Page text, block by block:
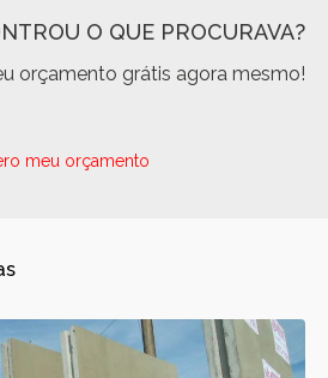
O QUE PROCURAVA?
orçamento grátis agora mesmo!
meu orçamento